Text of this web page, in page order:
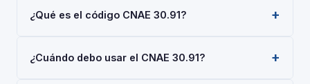
¿Qué es el código CNAE 30.91?
motocicletas', según la Clasificación Nacional de
¿Cuándo debo usar el CNAE 30.91?